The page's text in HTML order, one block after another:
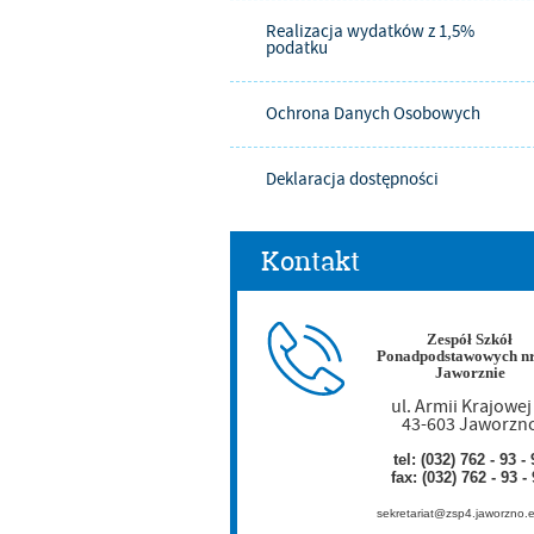
Realizacja wydatków z 1,5%
podatku
Ochrona Danych Osobowych
Deklaracja dostępności
Kontakt
Zespół Szkół
Ponadpodstawowych
Jaworznie
ul. Armii Krajowej
43-603
tel: (032) 762 - 93 -
fax: (032) 762 - 93 -